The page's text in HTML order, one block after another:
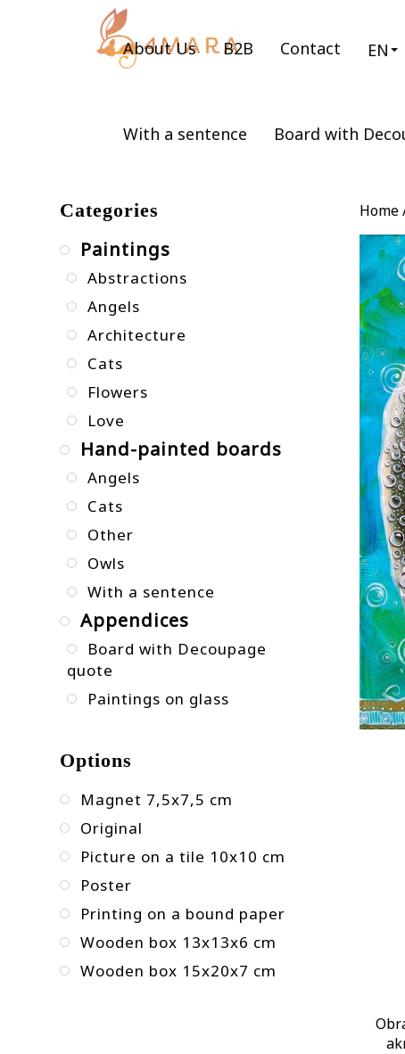
About Us B2B Contact EN
With a sentence
Board with
Home
Categories
Paintings
Abstractions
Angels
Architecture
Cats
Flowers
Love
Hand-painted boards
Angels
Cats
Other
Owls
With a sentence
Appendices
Board with Decoupage
quote
Paintings on glass
Options
Magnet 7,5x7,5 cm
Original
Picture on a tile 10x10 cm
Poster
Printing on a bound paper
Wooden box 13x13x6 cm
Wooden box 15x20x7 cm